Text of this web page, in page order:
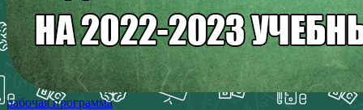
рабочая программа